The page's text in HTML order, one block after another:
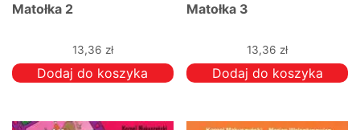
Matołka 2
13,36 zł
Dodaj do koszyka
Matołka 3
13,36 zł
Dodaj do koszyka